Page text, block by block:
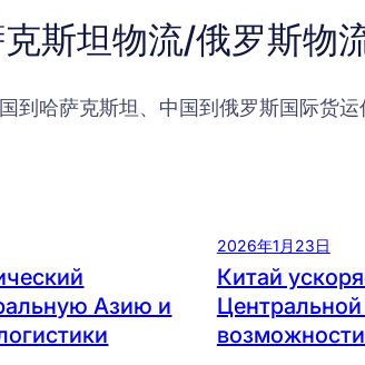
斯坦物流/俄罗斯物
到哈萨克斯坦、中国到俄罗斯国际货运
Азию и
2026年1月23日
Китай